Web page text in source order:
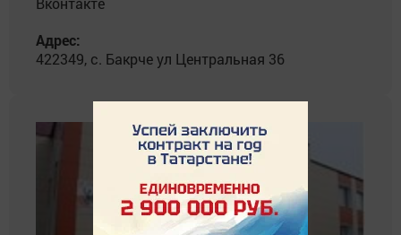
Адрес:
422349, с. Бакрче ул Центральная 36